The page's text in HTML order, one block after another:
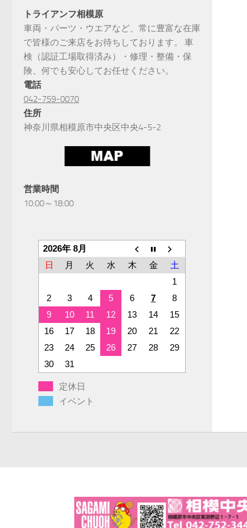
トライアンフ相模原
車両・パーツ・ウエアなど、常に豊富な在庫
で皆様のご来店をお待ちしております。 車
検（認証工場取得済み）・修理・整備・保
険、何でも安心してお任せください。
電話
042-759-0070
住所
神奈川県相模原市中央区中央4-5-2
営業時間
10:00～18:00
2026年 8月
日
月 火 水 木 金
土
1
2
3 4 5 6 7
8
9
10 11 12 13 14
15
16
17 18 19 20 21
22
23
24 25 26 27 28
29
30
31
定休日
イベント